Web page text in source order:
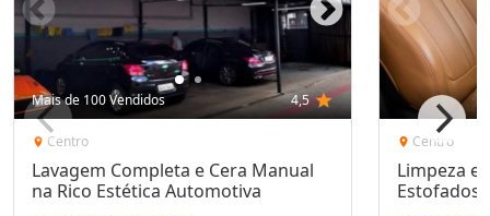
Mais de 100 Vendidos 4,5 star
location_on Centro
Lavagem Completa e Cera Manual
na Rico Estética Automotiva
location_on Centro
Limpeza e
Estofados